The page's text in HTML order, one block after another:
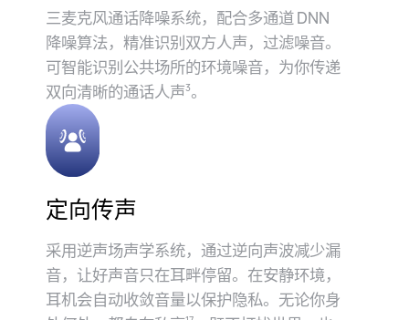
三麦克风通话降噪系统，配合多通道 DNN
降噪算法，精准识别双方人声，过滤噪音。
可智能识别公⁠共场所的环境噪音，为你传递
双向清⁠晰的通话人⁠⁠声⁠⁠3。
定向传声
采用逆声场声学系统，⁠通⁠过逆向声波减少漏
音，让好声音只在耳畔停留。在安静环境，
耳机会自动收敛音量以保护隐私。无论你身